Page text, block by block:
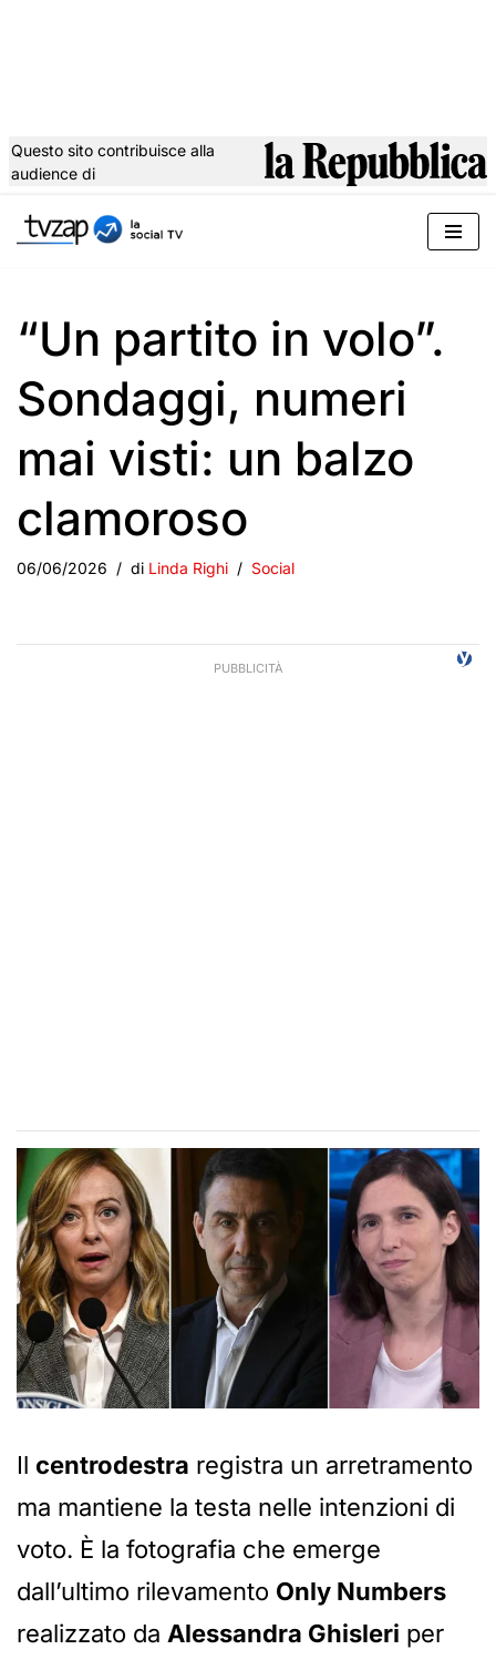
al
Questo sito contribuisce alla
audience di
“Un partito in volo”.
Sondaggi, numeri
mai visti: un balzo
clamoroso
06/06/2026 di Linda Righi Social
Il centrodestra registra un arretramento
ma mantiene la testa nelle intenzioni di
voto. È la fotografia che emerge
dall’ultimo rilevamento Only Numbers
realizzato da Alessandra Ghisleri per